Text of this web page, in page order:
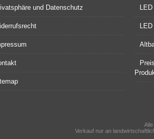
und Datenschutz
Verkauf nur an